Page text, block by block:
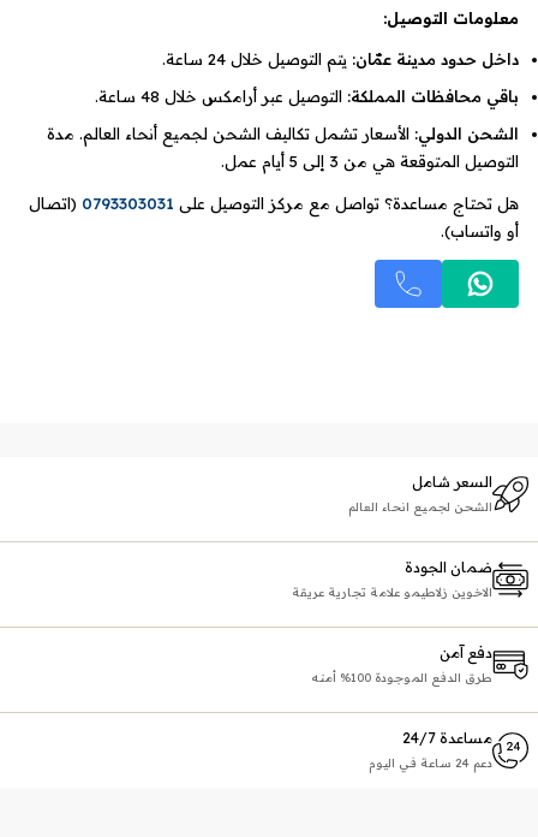
معلومات التوصيل:
داخل حدود مدينة عمّان: يتم التوصيل خلال 24 ساعة.
باقي محافظات المملكة: التوصيل عبر أرامكس خلال 48 ساعة.
الشحن الدولي: الأسعار تشمل تكاليف الشحن لجميع أنحاء العالم. مدة
التوصيل المتوقعة هي من 3 إلى 5 أيام عمل.
هل تحتاج مساعدة؟ تواصل مع مركز التوصيل على 0793303031 (اتصال
أو واتساب).
السعر شامل
الشحن لجميع انحاء العالم
ضمان الجودة
الاخوين زلاطيمو علامة تجارية عريقة
دفع آمن
طرق الدفع الموجودة 100% أمنه
مساعدة 24/7
دعم 24 ساعة في اليوم